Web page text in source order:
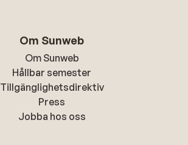
Om Sunweb
Om Sunweb
Hållbar semester
Tillgänglighetsdirektiv
Press
Jobba hos oss